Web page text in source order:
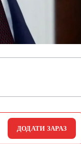
ДОДАТИ ЗАРАЗ